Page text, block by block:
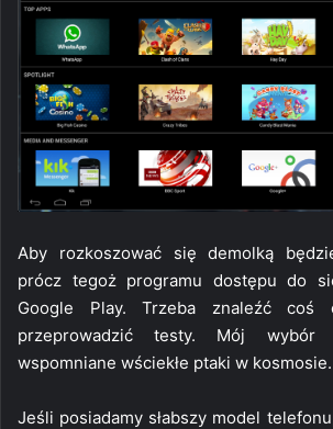
Aby rozkoszować się demolką
prócz tegoż programu dostępu do
Google Play. Trzeba znaleźć coś
przeprowadzić testy. Mój
wspomniane wściekłe ptaki w kosmosie.
Jeśli posiadamy słabszy model